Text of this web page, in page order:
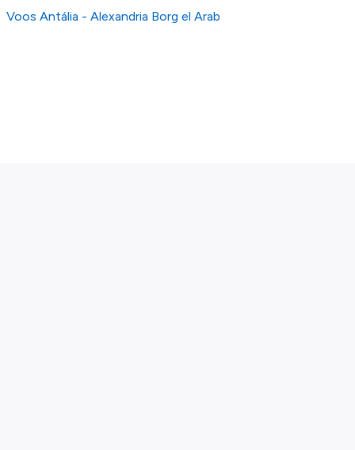
fazer uma reserva. Para mais detalhes verifique
os nossosTermos e Condições
Voos Antália - Alexandria Borg el Arab